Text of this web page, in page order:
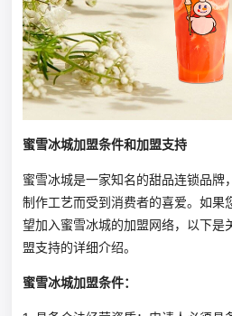
蜜雪冰城加盟条件和加盟支持
蜜雪冰城是一家知名的甜品连锁品牌
制作工艺而受到消费者的喜爱。如果
望加入蜜雪冰城的加盟网络，以下是
盟支持的详细介绍。
蜜雪冰城加盟条件：